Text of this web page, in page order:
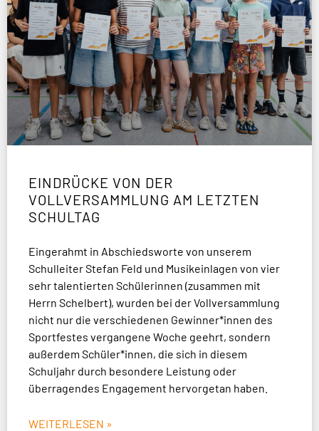
EINDRÜCKE VON DER
VOLLVERSAMMLUNG AM LETZTEN
SCHULTAG
Eingerahmt in Abschiedsworte von unserem
Schulleiter Stefan Feld und Musikeinlagen von vier
sehr talentierten Schülerinnen (zusammen mit
Herrn Schelbert), wurden bei der Vollversammlung
nicht nur die verschiedenen Gewinner*innen des
Sportfestes vergangene Woche geehrt, sondern
außerdem Schüler*innen, die sich in diesem
Schuljahr durch besondere Leistung oder
überragendes Engagement hervorgetan haben.
WEITERLESEN »